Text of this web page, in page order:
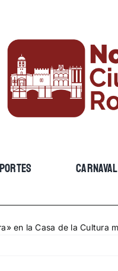
CARNAVAL
en la Casa de la Cultura